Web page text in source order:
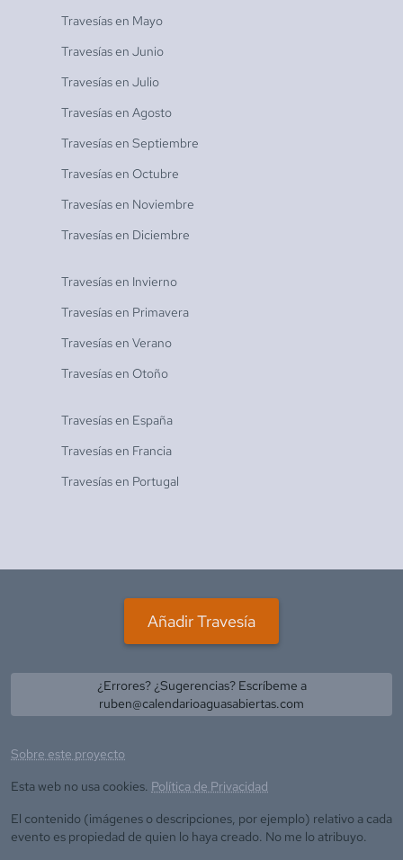
Travesías en Mayo
Travesías en Junio
Travesías en Julio
Travesías en Agosto
Travesías en Septiembre
Travesías en Octubre
Travesías en Noviembre
Travesías en Diciembre
Travesías en Invierno
Travesías en Primavera
Travesías en Verano
Travesías en Otoño
Travesías en España
Travesías en Francia
Travesías en Portugal
Añadir Travesía
¿Errores? ¿Sugerencias? Escríbeme a
ruben@calendarioaguasabiertas.com
Sobre este proyecto
Esta web no usa cookies. Política de Privacidad
El contenido (imágenes o descripciones, por ejemplo) relativo a cada
evento es propiedad de quien lo haya creado. No me lo atribuyo.